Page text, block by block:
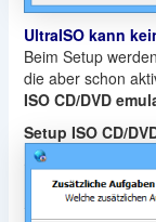
UltraISO kann
Beim Setup
die aber schon
ISO CD/DVD
Setup ISO CD/